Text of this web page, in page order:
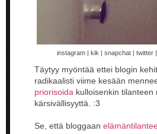
instagram | kik | snapchat | twitter
Täytyy myöntää ettei blogin
radikaalisti viime kesään
priorisoida kulloisenkin tilanteen
kärsivällisyyttä. :3
Se, että bloggaan